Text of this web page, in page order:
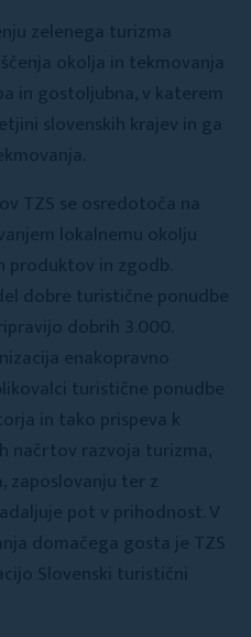
zelenega turizma
okolja in tekmovanja
in gostoljubna, v katerem
slovenskih krajev in ga
TZS se osredotoča na
lokalnemu okolju
produktov in zgodb.
dobre turistične ponudbe
dobrih 3.000.
enakopravno
turistične ponudbe
in tako prispeva k
načrtov razvoja turizma,
ter z
pot v prihodnost. V
domačega gosta je TZS
Slovenski turistični